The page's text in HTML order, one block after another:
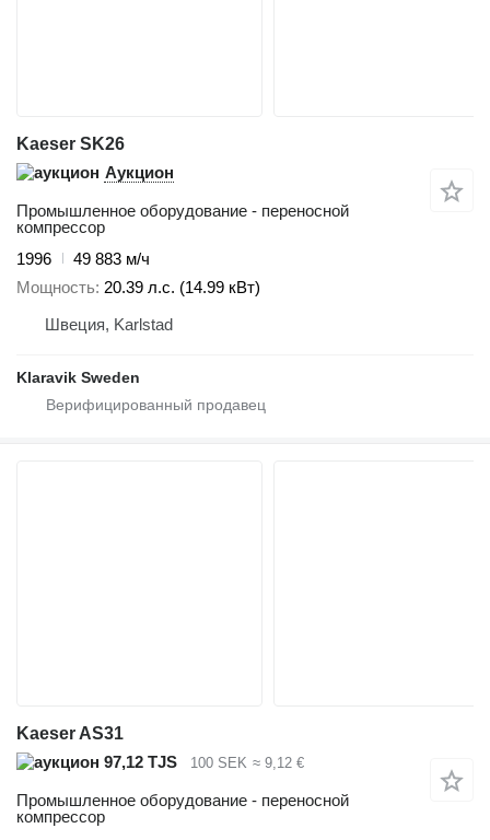
Kaeser SK26
Аукцион
Промышленное оборудование - переносной
компрессор
1996
49 883 м/ч
Мощность 20.39 л.с. (14.99 кВт)
Швеция, Karlstad
Klaravik Sweden
Kaeser AS31
97,12 TJS
100 SEK ≈ 9,12 €
Промышленное оборудование - переносной
компрессор